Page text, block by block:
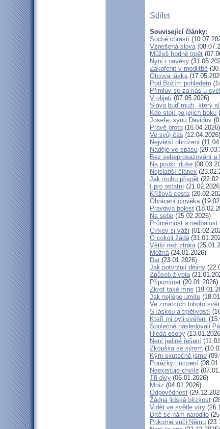
Sdílet
Související články:
Suché chrastí
Vznešená slova
Můžeš hodně trpět
Nyní i navěky
Zakořenit v modlitbě
Otcova láska
Pod Božím pohledem
Přimluv se za nás u
V objetí (07.05.2026)
Sláva buď muži, který
Kdo stojí po jejich boku
Josefe, synu Davidův
Právě proto (16.04.2026)
Ve svůj čas (12.04.2026)
Největší ohrožení
Naděje ve spásu
Bez sebeprosazování
Na poušti duše
Nejslabší článek
Jak mohu přispět
I pro ostatní
Křížová cesta
Obrácení člověka
Pravdivá bolest
Na sebe (15.02.2026)
Průměrnost a nedbalost
Církev si váží
O cokoli žádá
Větší než ztráta
Možná(24.01.2026)
Dar (23.01.2026)
Jak potvrzují dějiny
Způsob života
Připomínat (20.01.2026)
Zkroť také mne
Jak nejlépe umíte
Ve zmatcích tohoto
S láskou a trpělivostí
Kteří mi byli svěřeni
Společně následovali
Hledá osoby
Není jediné řešení
Zkouška se sýrem
Kým skutečně jsme
Porážky i utrpení
Neexistuje chvíle
Tři divy (06.01.2026)
Mráz (04.01.2026)
Odpovědnost
Žádná lidská blízkost
Vidět ve světle víry
Dítě se nám narodilo
Pokorné vůči Němu